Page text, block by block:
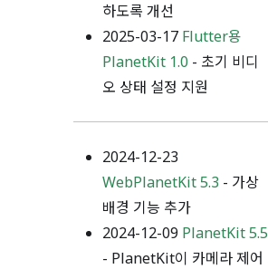
하도록 개선
2025-03-17 Flutter용
PlanetKit 1.0 - 초기 비디
오 상태 설정 지원
2024-12-23
WebPlanetKit 5.3 - 가상
배경 기능 추가
2024-12-09 PlanetKit 5.5
- PlanetKit이 카메라 제어